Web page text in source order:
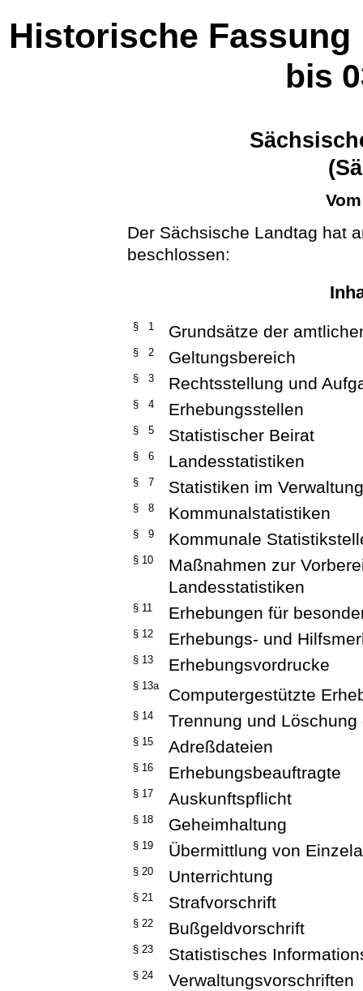
Historische Fassung
bis
Der Sächsische Landtag hat
beschlossen:
§ 1 Grundsätze der
§ 2 Geltungsbereich
§ 3 Rechtsstellung und
§ 4 Erhebungsstellen
§ 5 Statistischer Beirat
§ 6 Landesstatistiken
§ 7 Statistiken im
§ 8 Kommunalstatistiken
§ 9 Kommunale
§ 10
Maßnahmen zur
Landesstatistiken
§ 11 Erhebungen für
§ 12 Erhebungs- und
§ 13 Erhebungsvordrucke
§ 13a Computergestützte
§ 14 Trennung und
§ 15 Adreßdateien
§ 16 Erhebungsbeauftragte
§ 17 Auskunftspflicht
§ 18 Geheimhaltung
§ 19 Übermittlung von
§ 20 Unterrichtung
§ 21 Strafvorschrift
§ 22 Bußgeldvorschrift
§ 23 Statistisches
§ 24 Verwaltungsvorschriften